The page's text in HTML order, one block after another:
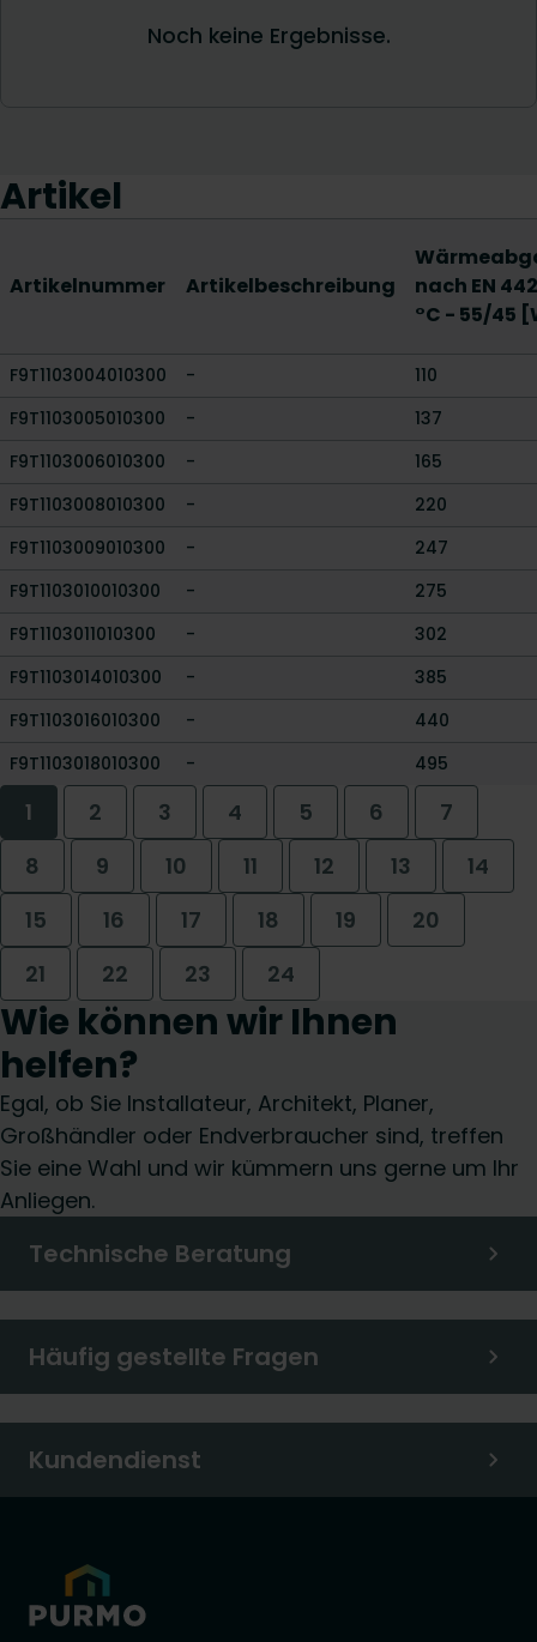
Artikel
Artikelnummer Artikelbeschreibung
nach EN
°C - 55/45
F9T1103004010300 -
110
F9T1103005010300
-
137
F9T1103006010300
-
165
F9T1103008010300
-
220
F9T1103009010300
-
247
F9T1103010010300
-
275
F9T1103011010300
-
302
F9T1103014010300
-
385
F9T1103016010300
-
440
F9T1103018010300
- 495
1 2 3 4 5 6
7
8
9 10 11 12 13
14
15
16 17 18 19
20
21
22 23 24
Wie können wir Ihnen
helfen?
Egal, ob Sie Installateur, Architekt, Planer,
Großhändler oder Endverbraucher sind, treffen
Sie eine Wahl und wir kümmern uns gerne um Ihr
Anliegen.
Technische Beratung
Häufig gestellte Fragen
Kundendienst